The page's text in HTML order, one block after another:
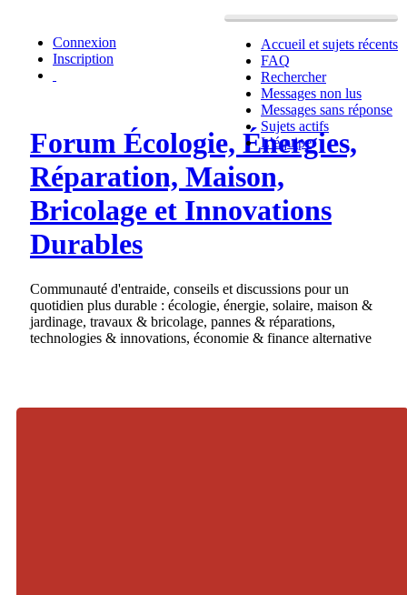
Accueil et sujets récents
FAQ
Rechercher
Messages non lus
Messages sans réponse
Sujets actifs
L’équipe
Connexion
Inscription
Forum Écologie, Énergies,
Réparation, Maison,
Bricolage et Innovations
Durables
Communauté d'entraide, conseils et discussions pour un
quotidien plus durable : écologie, énergie, solaire, maison &
jardinage, travaux & bricolage, pannes & réparations,
technologies & innovations, économie & finance alternative